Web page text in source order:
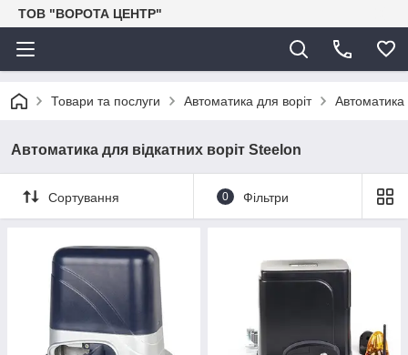
ТОВ "ВОРОТА ЦЕНТР"
Товари та послуги Автоматика для воріт Автоматика
Автоматика для відкатних воріт Steelon
Сортування 0 Фільтри